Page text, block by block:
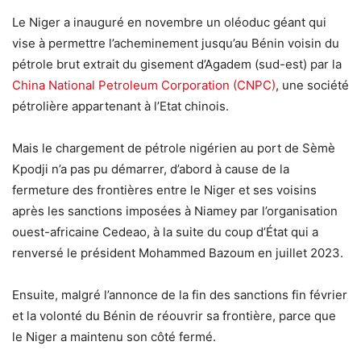
Le Niger a inauguré en novembre un oléoduc géant qui
vise à permettre l’acheminement jusqu’au Bénin voisin du
pétrole brut extrait du gisement d’Agadem (sud-est) par la
China National Petroleum Corporation (CNPC), une société
pétrolière appartenant à l’Etat chinois.
Mais le chargement de pétrole nigérien au port de Sèmè
Kpodji n’a pas pu démarrer, d’abord à cause de la
fermeture des frontières entre le Niger et ses voisins
après les sanctions imposées à Niamey par l’organisation
ouest-africaine Cedeao, à la suite du coup d’État qui a
renversé le président Mohammed Bazoum en juillet 2023.
Ensuite, malgré l’annonce de la fin des sanctions fin février
et la volonté du Bénin de réouvrir sa frontière, parce que
le Niger a maintenu son côté fermé.